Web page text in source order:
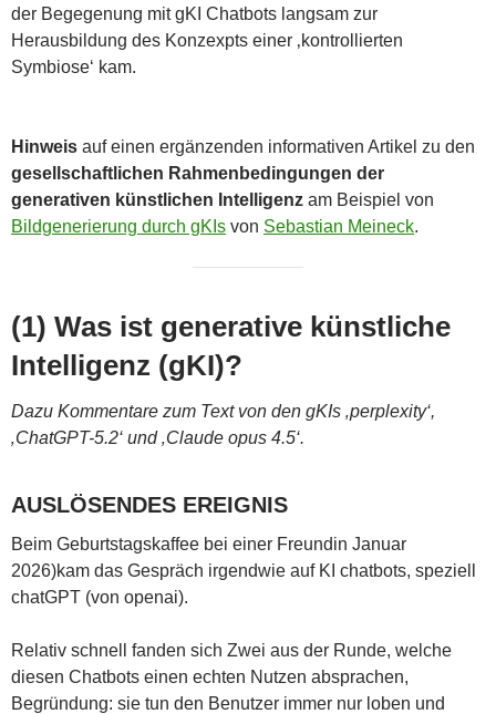
der Begegenung mit gKI Chatbots langsam zur
Herausbildung des Konzexpts einer ‚kontrollierten
Symbiose‘ kam.
Hinweis auf einen ergänzenden informativen Artikel zu den
gesellschaftlichen Rahmenbedingungen der
generativen künstlichen Intelligenz am Beispiel von
Bildgenerierung durch gKIs von Sebastian Meineck.
(1) Was ist generative künstliche
Intelligenz (gKI)?
Dazu Kommentare zum Text von den gKIs ‚perplexity‘,
‚ChatGPT-5.2‘ und ‚Claude opus 4.5‘.
AUSLÖSENDES EREIGNIS
Beim Geburtstagskaffee bei einer Freundin Januar
2026)kam das Gespräch irgendwie auf KI chatbots, speziell
chatGPT (von openai).
Relativ schnell fanden sich Zwei aus der Runde, welche
diesen Chatbots einen echten Nutzen absprachen,
Begründung: sie tun den Benutzer immer nur loben und